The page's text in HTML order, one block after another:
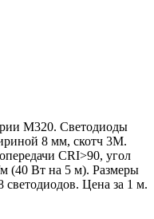
M320. Светодиоды
8 мм, скотч 3M.
CRI>90, угол
(40 Вт на 5 м). Размеры
Цена за 1 м.